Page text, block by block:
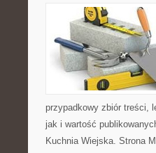
przypadkowy zbiór treści,
jak i wartość
Kuchnia Wiejska. Strona